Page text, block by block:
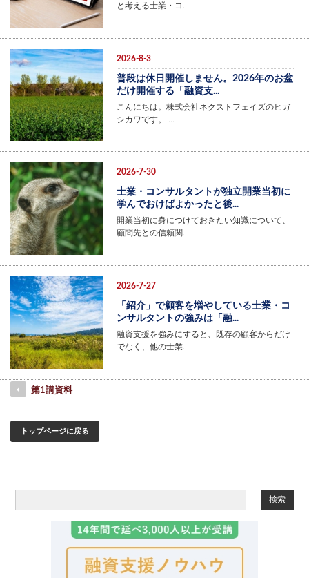
と考える士業・コ…
2026-8-3
普段は休日開催しません。2026年のお盆
だけ開催する「融資支...
こんにちは。株式会社ネクストフェイズのヒガ
シカワです。 …
2026-7-30
士業・コンサルタントが独立開業当初に
学んでおけばよかったと後...
開業当初に身につけておきたい知識について、
顧問先との信頼関…
2026-7-27
「紹介」で顧客を増やしている士業・コ
ンサルタントの強みは「融...
融資支援を強みにすると、既存の顧客からだけ
でなく、他の士業…
第1講資料
トップページに戻る